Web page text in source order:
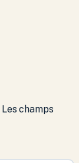
Les champs